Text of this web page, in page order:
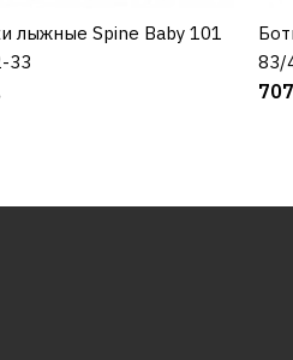
КУПИТЬ
лыжные Spine Baby 101
33
83/